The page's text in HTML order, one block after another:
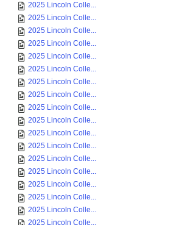
2025 Lincoln Colle...
2025 Lincoln Colle...
2025 Lincoln Colle...
2025 Lincoln Colle...
2025 Lincoln Colle...
2025 Lincoln Colle...
2025 Lincoln Colle...
2025 Lincoln Colle...
2025 Lincoln Colle...
2025 Lincoln Colle...
2025 Lincoln Colle...
2025 Lincoln Colle...
2025 Lincoln Colle...
2025 Lincoln Colle...
2025 Lincoln Colle...
2025 Lincoln Colle...
2025 Lincoln Colle...
2025 Lincoln Colle...